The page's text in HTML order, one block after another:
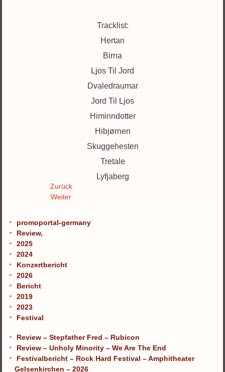
Tracklist:
Hertan
Birna
Ljos Til Jord
Dvaledraumar
Jord Til Ljos
Himinndotter
Hibjørnen
Skuggehesten
Tretale
Lyfjaberg
Zurück
Weiter
promoportal-germany
Review,
2025
2024
Konzertbericht
2026
Bericht
2019
2023
Festival
Review – Stepfather Fred – Rubicon
Review – Unholy Minority – We Are The End
Festivalbericht – Rock Hard Festival – Amphitheater
Gelsenkirchen – 2026